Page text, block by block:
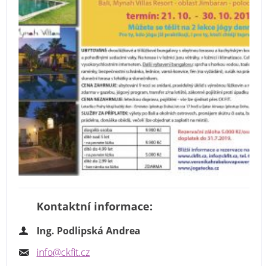
Kontaktní informace:
Ing. Podlipská Andrea
info@ckfit.cz